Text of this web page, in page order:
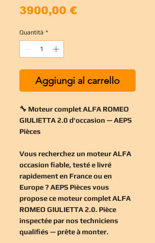
3900,00 €
Quantità *
Aggiungi al carrello
🔧 Moteur complet ALFA ROMEO
GIULIETTA 2.0 d'occasion — AEPS
Pièces
Vous recherchez un moteur ALFA
occasion fiable, testé e livré
rapidement en France ou en
Europe ? AEPS Pièces vous
propose ce moteur complet ALFA
ROMEO GIULIETTA 2.0. Pièce
inspectée par nos techniciens
qualifiés — prête à monter.